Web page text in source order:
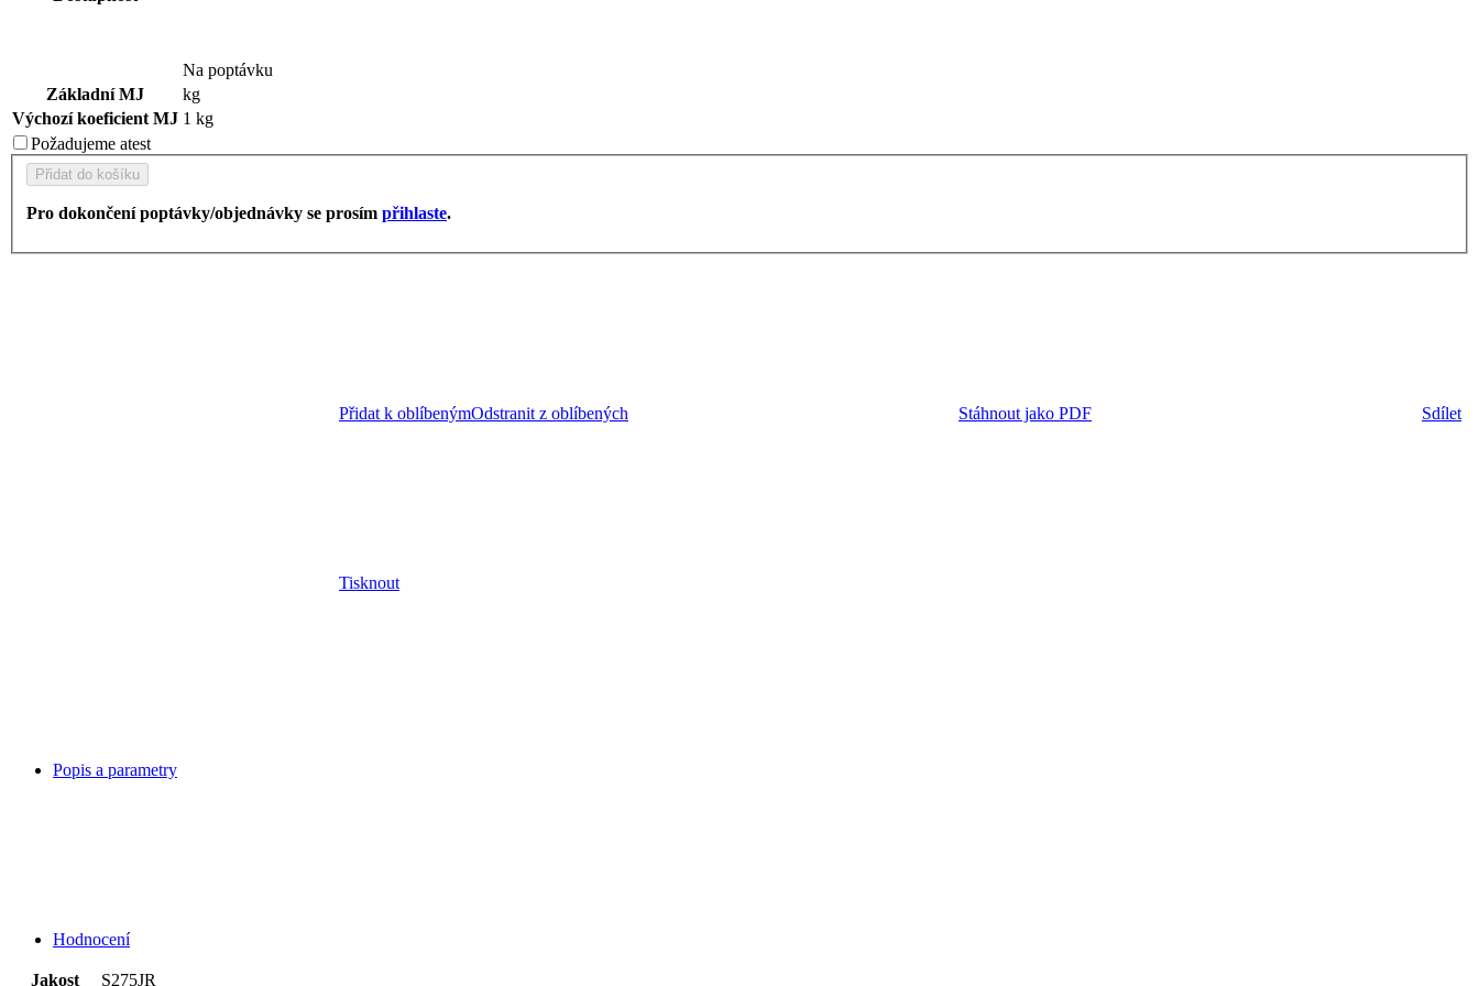
Na poptávku
Základní MJ
kg
Výchozí koeficient MJ 1 kg
Požadujeme atest
Přidat do košíku
Pro dokončení poptávky/objednávky se prosím přihlaste.
Přidat k oblíbenýmOdstranit z oblíbených Stáhnout jako PDF Sdílet
Tisknout
Popis a parametry
Hodnocení
Jakost
S275JR